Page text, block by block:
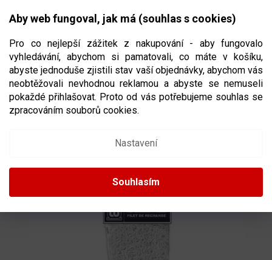
Aby web fungoval, jak má (souhlas s cookies)
Pro co nejlepší zážitek z nakupování - aby fungovalo
vyhledávání, abychom si pamatovali, co máte v košíku,
abyste jednoduše zjistili stav vaší objednávky, abychom vás
neobtěžovali nevhodnou reklamou a abyste se nemuseli
pokaždé přihlašovat. Proto od vás potřebujeme souhlas se
zpracováním souborů cookies.
Nastavení
Souhlasím
CZK
NÁKUPNÍ
NÁHRADNÍ SÍŤ DO POSTRANNÍ SÍTĚ
WINNWELL 72"STAND ALONE, BĚŽNÁ